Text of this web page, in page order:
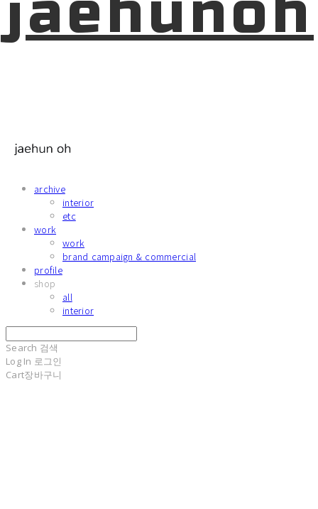
archive
interior
etc
work
work
brand campaign & commercial
profile
shop
all
interior
Search 검색
Log In 로그인
Cart장바구니